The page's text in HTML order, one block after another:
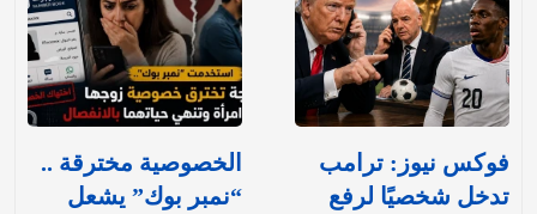
فوكس نيوز: ترامب
تدخل شخصيًا لرفع
الخصوصية مخترقة ..
“نمبر بوك” يشعل